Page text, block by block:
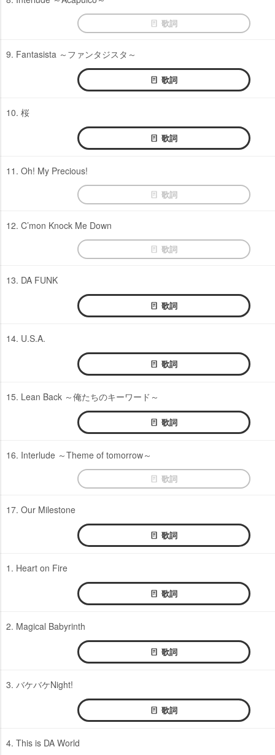
歌詞
9. Fantasista ～ファンタジスタ～
歌詞
10. 桜
歌詞
11. Oh! My Precious!
歌詞
12. C’mon Knock Me Down
歌詞
13. DA FUNK
歌詞
14. U.S.A.
歌詞
15. Lean Back ～俺たちのキーワード～
歌詞
16. Interlude ～Theme of tomorrow～
歌詞
17. Our Milestone
歌詞
1. Heart on Fire
歌詞
2. Magical Babyrinth
歌詞
3. バケバケNight!
歌詞
4. This is DA World